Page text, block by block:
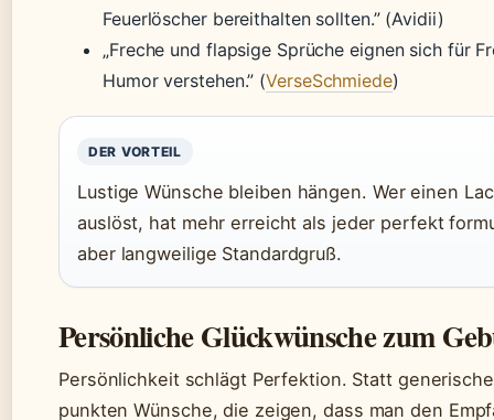
Feuerlöscher bereithalten sollten.” (Avidii)
„Freche und flapsige Sprüche eignen sich für
Humor verstehen.” (VerseSchmiede)
DER VORTEIL
Lustige Wünsche bleiben hängen. Wer einen
auslöst, hat mehr erreicht als jeder perfekt
aber langweilige Standardgruß.
Persönliche Glückwünsche zum
Persönlichkeit schlägt Perfektion. Statt
punkten Wünsche, die zeigen, dass man den